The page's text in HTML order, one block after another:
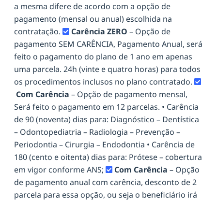
a mesma difere de acordo com a opção de
pagamento (mensal ou anual) escolhida na
contratação.
Carência ZERO – Opção de
pagamento SEM CARÊNCIA, Pagamento Anual, será
feito o pagamento do plano de 1 ano em apenas
uma parcela. 24h (vinte e quatro horas) para todos
os procedimentos inclusos no plano contratado.
Com Carência – Opção de pagamento mensal,
Será feito o pagamento em 12 parcelas. • Carência
de 90 (noventa) dias para: Diagnóstico – Dentística
– Odontopediatria – Radiologia – Prevenção –
Periodontia – Cirurgia – Endodontia • Carência de
180 (cento e oitenta) dias para: Prótese – cobertura
em vigor conforme ANS;
Com Carência – Opção
de pagamento anual com carência, desconto de 2
parcela para essa opção, ou seja o beneficiário irá